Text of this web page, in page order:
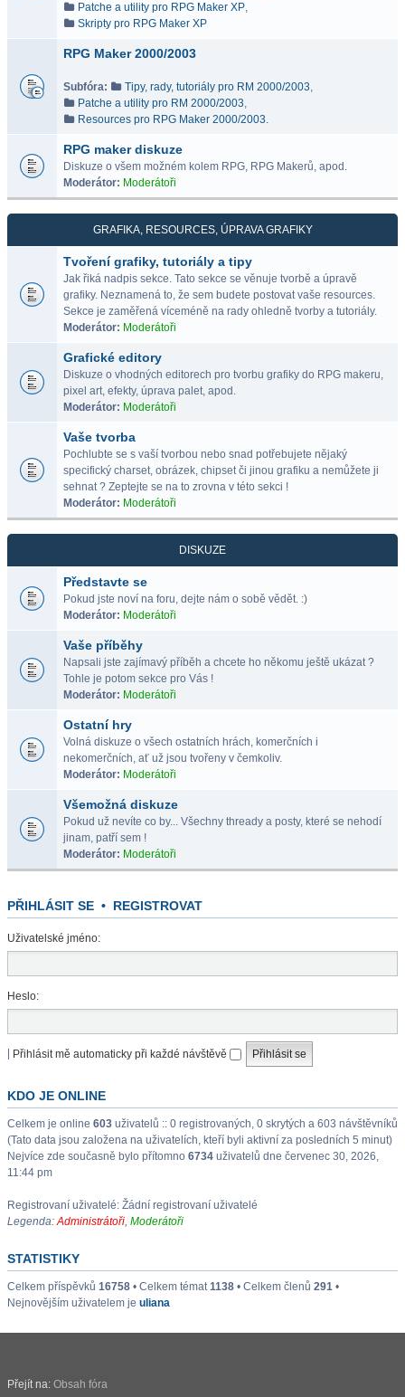
Patche a utility pro RPG Maker XP,
Skripty pro RPG Maker XP
RPG Maker 2000/2003
Subfóra: Tipy, rady, tutoriály pro RM 2000/2003,
Patche a utility pro RM 2000/2003,
Resources pro RPG Maker 2000/2003.
RPG maker diskuze
Diskuze o všem možném kolem RPG, RPG Makerů, apod.
Moderátor: Moderátoři
GRAFIKA, RESOURCES, ÚPRAVA GRAFIKY
Tvoření grafiky, tutoriály a tipy
Jak řiká nadpis sekce. Tato sekce se věnuje tvorbě a úpravě
grafiky. Neznamená to, že sem budete postovat vaše resources.
Sekce je zaměřená víceméně na rady ohledně tvorby a tutoriály.
Moderátor: Moderátoři
Grafické editory
Diskuze o vhodných editorech pro tvorbu grafiky do RPG makeru,
pixel art, efekty, úprava palet, apod.
Moderátor: Moderátoři
Vaše tvorba
Pochlubte se s vaší tvorbou nebo snad potřebujete nějaký
specifický charset, obrázek, chipset či jinou grafiku a nemůžete ji
sehnat ? Zeptejte se na to zrovna v této sekci !
Moderátor: Moderátoři
DISKUZE
Představte se
Pokud jste noví na foru, dejte nám o sobě vědět. :)
Moderátor: Moderátoři
Vaše příběhy
Napsali jste zajímavý příběh a chcete ho někomu ještě ukázat ?
Tohle je potom sekce pro Vás !
Moderátor: Moderátoři
Ostatní hry
Volná diskuze o všech ostatních hrách, komerčních i
nekomerčních, ať už jsou tvořeny v čemkoliv.
Moderátor: Moderátoři
Všemožná diskuze
Pokud už nevíte co by... Všechny thready a posty, které se nehodí
jinam, patří sem !
Moderátor: Moderátoři
PŘIHLÁSIT SE • REGISTROVAT
Uživatelské jméno:
Heslo:
Přihlásit mě automaticky při každé návštěvě
KDO JE ONLINE
Celkem je online 603 uživatelů :: 0 registrovaných, 0 skrytých a 603 návštěvníků
(Tato data jsou založena na uživatelích, kteří byli aktivní za posledních 5 minut)
Nejvíce zde současně bylo přítomno 6734 uživatelů dne červenec 30, 2026,
11:44 pm
Registrovaní uživatelé: Žádní registrovaní uživatelé
Legenda:Administrátoři, Moderátoři
STATISTIKY
Celkem příspěvků 16758 • Celkem témat1138 • Celkem členů 291 •
Nejnovějším uživatelem je uliana
Přejít na: Obsah fóra